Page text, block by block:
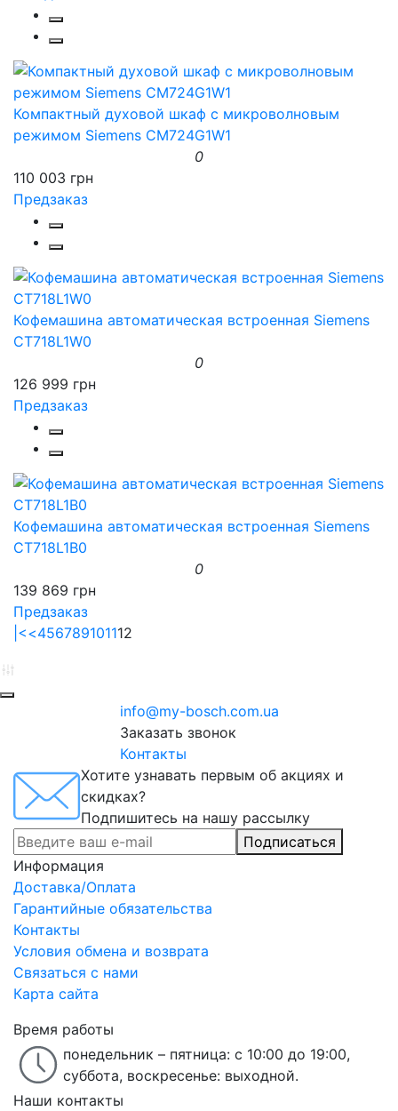
Компактный духовой шкаф с микроволновым
режимом Siemens CM724G1W1
0
110 003 грн
Предзаказ
Кофемашина автоматическая встроенная Siemens
CT718L1W0
0
126 999 грн
Предзаказ
Кофемашина автоматическая встроенная Siemens
CT718L1B0
0
139 869 грн
Предзаказ
|<<456789101112
info@my-bosch.com.ua
Заказать звонок
Контакты
Хотите узнавать первым об акциях и
скидках?
Подпишитесь на нашу рассылку
Подписаться
Информация
Доставка/Оплата
Гарантийные обязательства
Контакты
Условия обмена и возврата
Связаться с нами
Карта сайта
Время работы
понедельник – пятница: с 10:00 до 19:00,
суббота, воскресенье: выходной.
Наши контакты